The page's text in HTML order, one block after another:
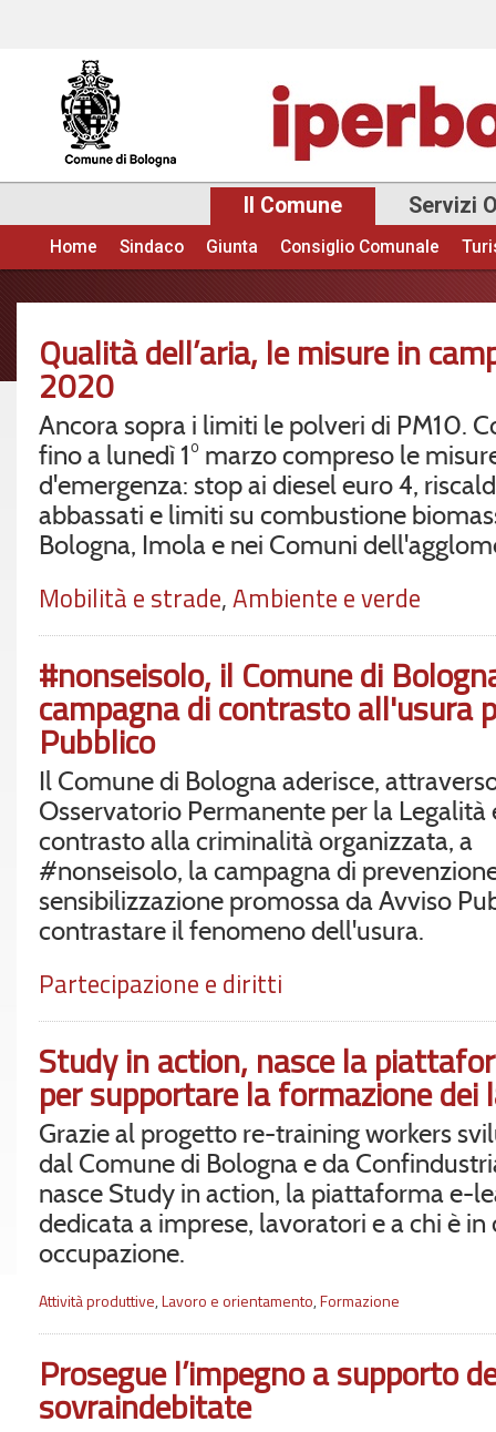
Il Comune Servizi
Menu principale
Home Sindaco Giunta Consiglio Comunale
Qualità dell’aria, le misure in
2020
Ancora sopra i limiti le polveri di PM10.
fino a lunedì 1° marzo compreso le
d'emergenza: stop ai diesel euro 4,
abbassati e limiti su combustione
Bologna, Imola e nei Comuni
Mobilità e strade,Ambiente e verde
#nonseisolo, il Comune di
campagna di contrasto all'usura
Pubblico
Il Comune di Bologna aderisce,
Osservatorio Permanente per la Legalità
contrasto alla criminalità organizzata, a
#nonseisolo, la campagna di
sensibilizzazione promossa da Avviso
contrastare il fenomeno dell'usura.
Partecipazione e diritti
Study in action, nasce la
per supportare la formazione dei
Grazie al progetto re-training workers
dal Comune di Bologna e da
nasce Study in action, la piattaforma e-
dedicata a imprese, lavoratori e a chi è in
occupazione.
Attività produttive,Lavoro e orientamento,Formazione
Prosegue l’impegno a supporto
sovraindebitate